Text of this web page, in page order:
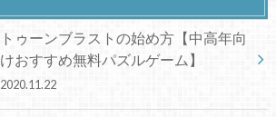
トゥーンブラストの始め方【中高年向
けおすすめ無料パズルゲーム】
2020.11.22